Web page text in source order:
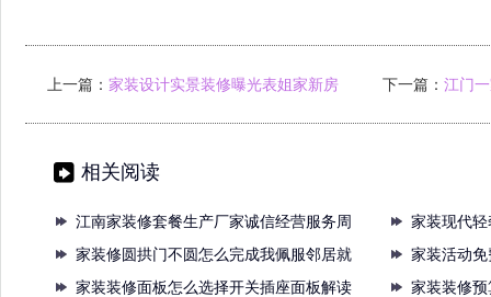
上一篇： 家装设计实景装修曝光表姐家新房
装修实景图
下一篇： 江门
相关阅读
江南家装修套餐生产厂家诚信经营服务周
到乐
家装现代
的六
家装修圆拱门不圆怎么完成我佩服邻居就
靠装
家装活动
妻神
家装装修面板怎么选择开关插座面板解读
家装装修